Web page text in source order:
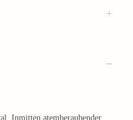
Inmitten atemberaubender